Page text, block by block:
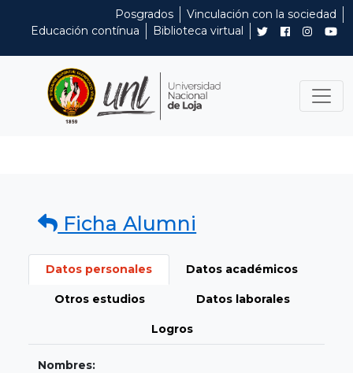
Posgrados
Vinculación con la sociedad
Educación contínua
Biblioteca virtual
Ficha Alumni
Datos personales Datos académicos
Otros estudios Datos laborales
Logros
Nombres: